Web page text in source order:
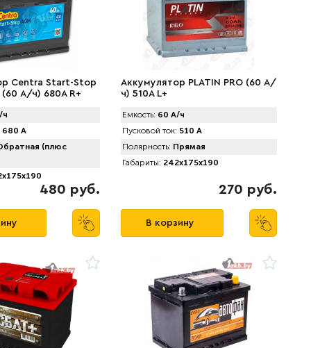
Centra Start-Stop
(60 А/ч) 680A R+
680 А
(плюс
480 руб.
Аккумулятор PLATIN PRO (60 А/
ч) 510A L+
Емкость: 60 А/ч
Пусковой ток: 510 А
Полярность: Прямая
Габариты: 242x175x190
270 руб.
В корзину